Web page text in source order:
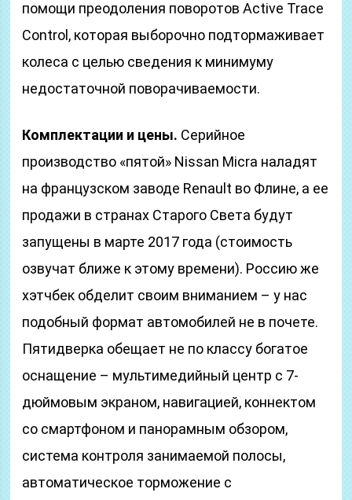
помощи преодоления поворотов Active Trace
Control, которая выборочно подтормаживает
колеса с целью сведения к минимуму
недостаточной поворачиваемости.
Комплектации и цены. Серийное
производство «пятой» Nissan Micra наладят
на французском заводе Renault во Флине, а ее
продажи в странах Старого Света будут
запущены в марте 2017 года (стоимость
озвучат ближе к этому времени). Россию же
хэтчбек обделит своим вниманием – у нас
подобный формат автомобилей не в почете.
Пятидверка обещает не по классу богатое
оснащение – мультимедийный центр с 7-
дюймовым экраном, навигацией, коннектом
со смартфоном и панорамным обзором,
система контроля занимаемой полосы,
автоматическое торможение с